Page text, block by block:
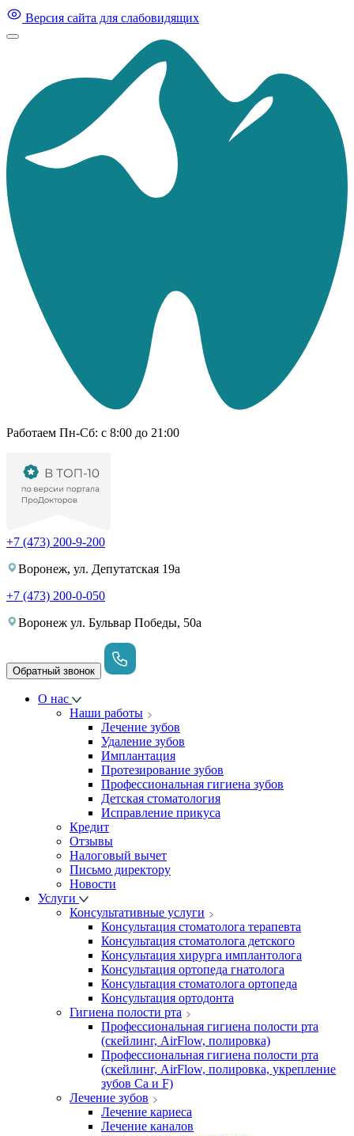
Версия сайта для слабовидящих
Работаем Пн-Cб: с 8:00 до 21:00
+7 (473) 200-9-200
Воронеж, ул. Депутатская 19а
+7 (473) 200-0-050
Воронеж ул. Бульвар Победы, 50а
Обратный звонок
О нас
Наши работы
Лечение зубов
Удаление зубов
Имплантация
Протезирование зубов
Профессиональная гигиена зубов
Детская стоматология
Исправление прикуса
Кредит
Отзывы
Налоговый вычет
Письмо директору
Новости
Услуги
Консультативные услуги
Консультация стоматолога терапевта
Консультация стоматолога детского
Консультация хирурга имплантолога
Консультация ортопеда гнатолога
Консультация стоматолога ортопеда
Консультация ортодонта
Гигиена полости рта
Профессиональная гигиена полости рта
(скейлинг, AirFlow, полировка)
Профессиональная гигиена полости рта
(скейлинг, AirFlow, полировка, укрепление
зубов Ca и F)
Лечение зубов
Лечение кариеса
Лечение каналов